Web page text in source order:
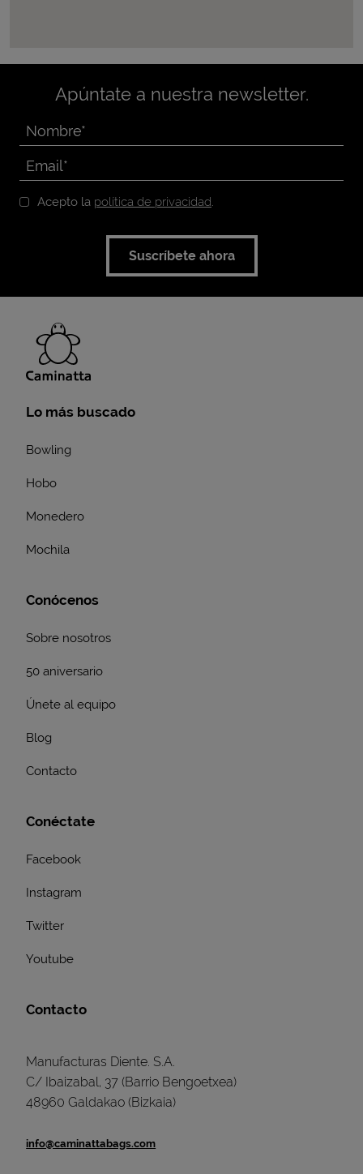
Apúntate a nuestra newsletter.
Acepto la política de privacidad.
Suscríbete ahora
Lo más buscado
Bowling
Hobo
Monedero
Mochila
Conócenos
Sobre nosotros
50 aniversario
Únete al equipo
Blog
Contacto
Conéctate
Facebook
Instagram
Twitter
Youtube
Contacto
Manufacturas Diente. S.A.
C/ Ibaizabal, 37 (Barrio Bengoetxea)
48960 Galdakao (Bizkaia)
info@caminattabags.com